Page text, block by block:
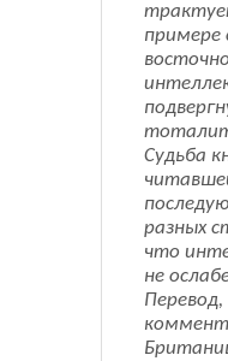
примере
Судьба
разных
что
не
Перевод,